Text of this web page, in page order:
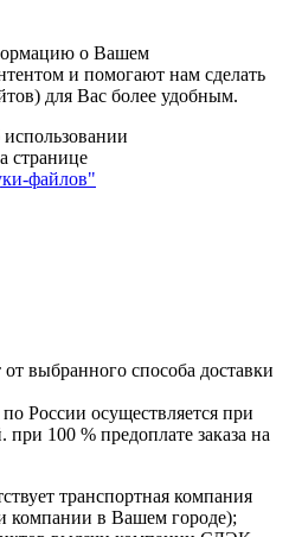
о Вашем
и помогают нам сделать
для Вас более удобным.
странице
файлов"
выбранного способа доставки
по России осуществляется при
при 100 % предоплате заказа на
транспортная компания
в Вашем городе);